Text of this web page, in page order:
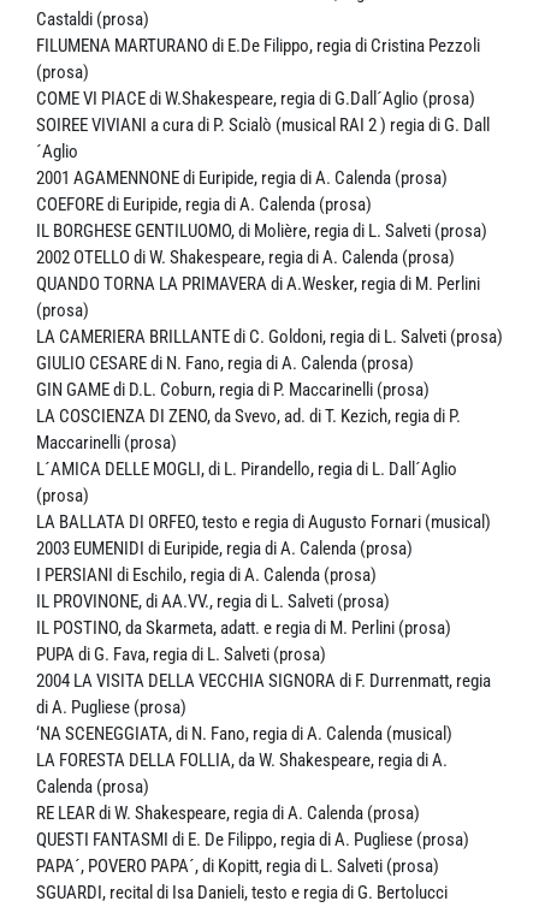
Castaldi (prosa)
FILUMENA MARTURANO di E.De Filippo, regia di Cristina Pezzoli
(prosa)
COME VI PIACE di W.Shakespeare, regia di G.Dall´Aglio (prosa)
SOIREE VIVIANI a cura di P. Scialò (musical RAI 2 ) regia di G. Dall
´Aglio
2001 AGAMENNONE di Euripide, regia di A. Calenda (prosa)
COEFORE di Euripide, regia di A. Calenda (prosa)
IL BORGHESE GENTILUOMO, di Molière, regia di L. Salveti (prosa)
2002 OTELLO di W. Shakespeare, regia di A. Calenda (prosa)
QUANDO TORNA LA PRIMAVERA di A.Wesker, regia di M. Perlini
(prosa)
LA CAMERIERA BRILLANTE di C. Goldoni, regia di L. Salveti (prosa)
GIULIO CESARE di N. Fano, regia di A. Calenda (prosa)
GIN GAME di D.L. Coburn, regia di P. Maccarinelli (prosa)
LA COSCIENZA DI ZENO, da Svevo, ad. di T. Kezich, regia di P.
Maccarinelli (prosa)
L´AMICA DELLE MOGLI, di L. Pirandello, regia di L. Dall´Aglio
(prosa)
LA BALLATA DI ORFEO, testo e regia di Augusto Fornari (musical)
2003 EUMENIDI di Euripide, regia di A. Calenda (prosa)
I PERSIANI di Eschilo, regia di A. Calenda (prosa)
IL PROVINONE, di AA.VV., regia di L. Salveti (prosa)
IL POSTINO, da Skarmeta, adatt. e regia di M. Perlini (prosa)
PUPA di G. Fava, regia di L. Salveti (prosa)
2004 LA VISITA DELLA VECCHIA SIGNORA di F. Durrenmatt, regia
di A. Pugliese (prosa)
‘NA SCENEGGIATA, di N. Fano, regia di A. Calenda (musical)
LA FORESTA DELLA FOLLIA, da W. Shakespeare, regia di A.
Calenda (prosa)
RE LEAR di W. Shakespeare, regia di A. Calenda (prosa)
QUESTI FANTASMI di E. De Filippo, regia di A. Pugliese (prosa)
PAPA´, POVERO PAPA´, di Kopitt, regia di L. Salveti (prosa)
SGUARDI, recital di Isa Danieli, testo e regia di G. Bertolucci